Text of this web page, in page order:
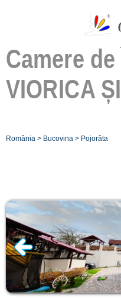
Camere
VIORICA
România > Bucovina > Pojorâta